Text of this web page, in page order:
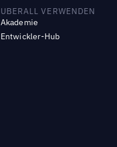
UBERALL VERWENDEN
Akademie
Entwickler-Hub